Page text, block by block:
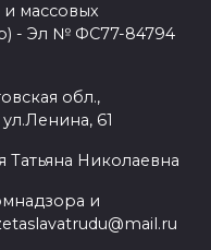
массовых
- Эл № ФС77-84794
обл.,
61
Татьяна Николаевна
и